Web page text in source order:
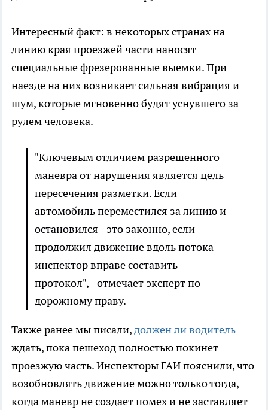
Интересный факт: в некоторых странах на
линию края проезжей части наносят
специальные фрезерованные выемки. При
наезде на них возникает сильная вибрация и
шум, которые мгновенно будят уснувшего за
рулем человека.
"Ключевым отличием разрешенного
маневра от нарушения является цель
пересечения разметки. Если
автомобиль переместился за линию и
остановился - это законно, если
продолжил движение вдоль потока -
инспектор вправе составить
протокол", - отмечает эксперт по
дорожному праву.
Также ранее мы писали,должен ли водитель
ждать, пока пешеход полностью покинет
проезжую часть. Инспекторы ГАИ пояснили, что
возобновлять движение можно только тогда,
когда маневр не создает помех и не заставляет